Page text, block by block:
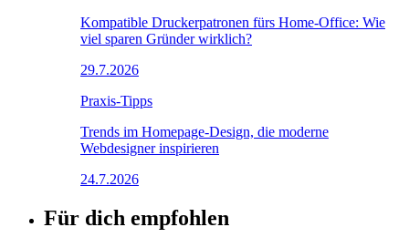
Kompatible Druckerpatronen fürs Home-Office: Wie
viel sparen Gründer wirklich?
29.7.2026
Praxis-Tipps
Trends im Homepage-Design, die moderne
Webdesigner inspirieren
24.7.2026
Für dich empfohlen